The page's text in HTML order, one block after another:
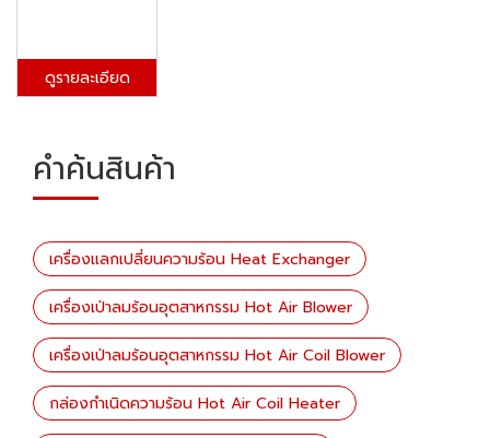
ดูรายละเอียด
คำค้นสินค้า
เครื่องแลกเปลี่ยนความร้อน Heat Exchanger
เครื่องเป่าลมร้อนอุตสาหกรรม Hot Air Blower
เครื่องเป่าลมร้อนอุตสาหกรรม Hot Air Coil Blower
กล่องกำเนิดความร้อน Hot Air Coil Heater